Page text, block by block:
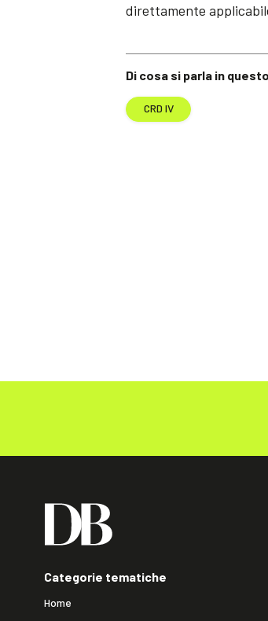
Di cosa si parla in
CRD IV
direttamente
Categorie tematiche
Home